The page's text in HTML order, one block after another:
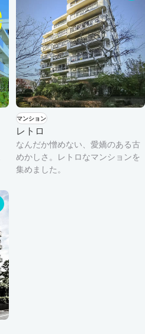
マンション
レトロ
なんだか憎めない、愛嬌のある古
めかしさ。レトロなマンションを
集めました。